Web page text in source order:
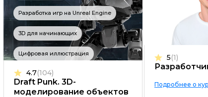
Разработка на Kotlin
Разработка игр на
Разработка на Swift
Фреймворк Laravel
Golang-разработка
Разработка игр на Unreal Engine
3D для начинающих
Цифровая иллюстрация
Draft Punk. 3D-
моделирование объектов
4.7(104)
5(1)
Подробнее о